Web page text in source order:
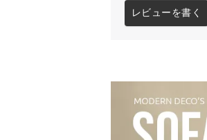
チェアの背面
を優しく支えて
レビューを書く